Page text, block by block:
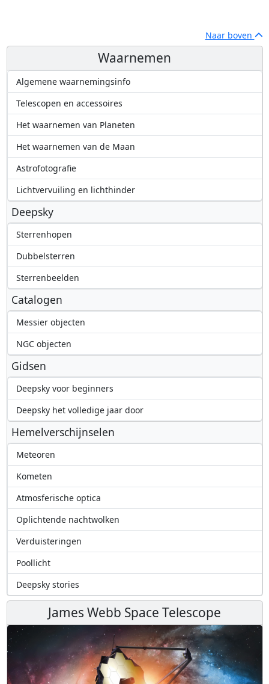
Naar boven
Waarnemen
Algemene waarnemingsinfo
Telescopen en accessoires
Het waarnemen van Planeten
Het waarnemen van de Maan
Astrofotografie
Lichtvervuiling en lichthinder
Deepsky
Sterrenhopen
Dubbelsterren
Sterrenbeelden
Catalogen
Messier objecten
NGC objecten
Gidsen
Deepsky voor beginners
Deepsky het volledige jaar door
Hemelverschijnselen
Meteoren
Kometen
Atmosferische optica
Oplichtende nachtwolken
Verduisteringen
Poollicht
Deepsky stories
James Webb Space Telescope